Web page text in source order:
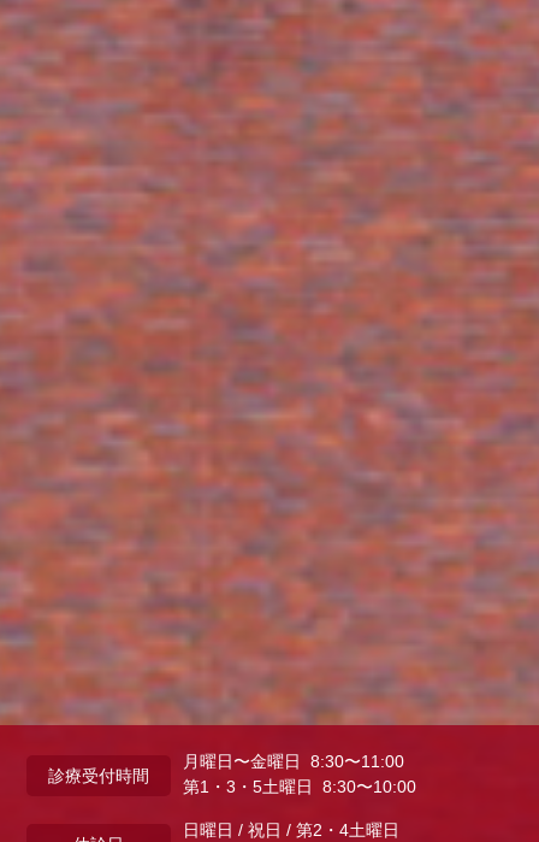
診療受付時間
月曜日〜金曜日 8:30〜11:00
第1・3・5土曜日 8:30〜10:00
日曜日 / 祝日 / 第2・4土曜日